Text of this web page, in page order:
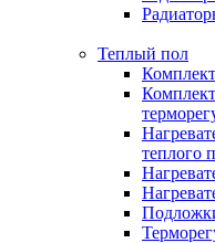
Теплый пол
теплого